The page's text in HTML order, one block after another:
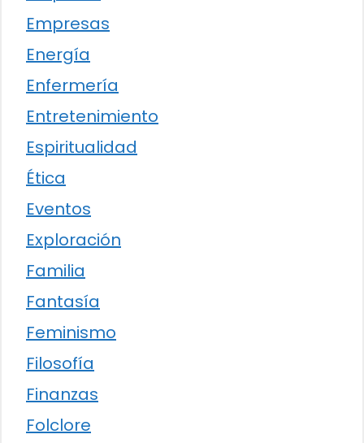
Empresas
Energía
Enfermería
Entretenimiento
Espiritualidad
Ética
Eventos
Exploración
Familia
Fantasía
Feminismo
Filosofía
Finanzas
Folclore